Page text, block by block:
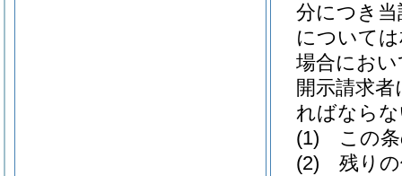
分につき
について
場合にお
開示請求
ればなら
(1)
この
(2)
残り